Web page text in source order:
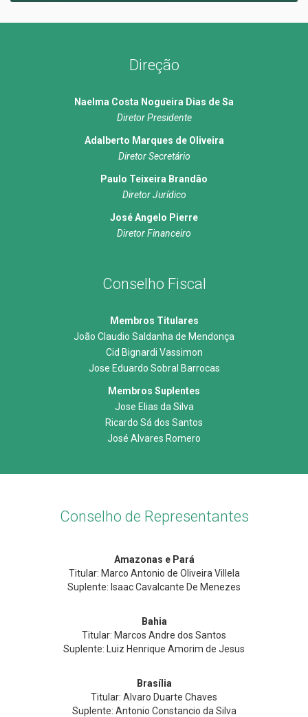
Direção
Naelma Costa Nogueira Dias de Sa
Diretor Presidente
Adalberto Marques de Oliveira
Diretor Secretário
Paulo Teixeira Brandão
Diretor Jurídico
José Angelo Pierre
Diretor Financeiro
Conselho Fiscal
Membros Titulares
João Claudio Saldanha de Mendonça
Cid Bignardi Vassimon
Jose Eduardo Sobral Barrocas
Membros Suplentes
Jose Elias da Silva
Ricardo Sá dos Santos
José Alvares Romero
Conselho de Representantes
Amazonas e Pará
Titular: Marco Antonio de Oliveira Villela
Suplente: Isaac Cavalcante De Menezes
Bahia
Titular: Marcos Andre dos Santos
Suplente: Luiz Henrique Amorim de Jesus
Brasília
Titular: Alvaro Duarte Chaves
Suplente: Antonio Constancio da Silva